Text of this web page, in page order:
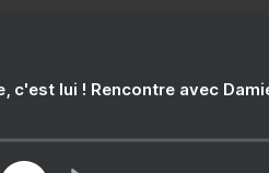
c'est lui ! Rencontre avec